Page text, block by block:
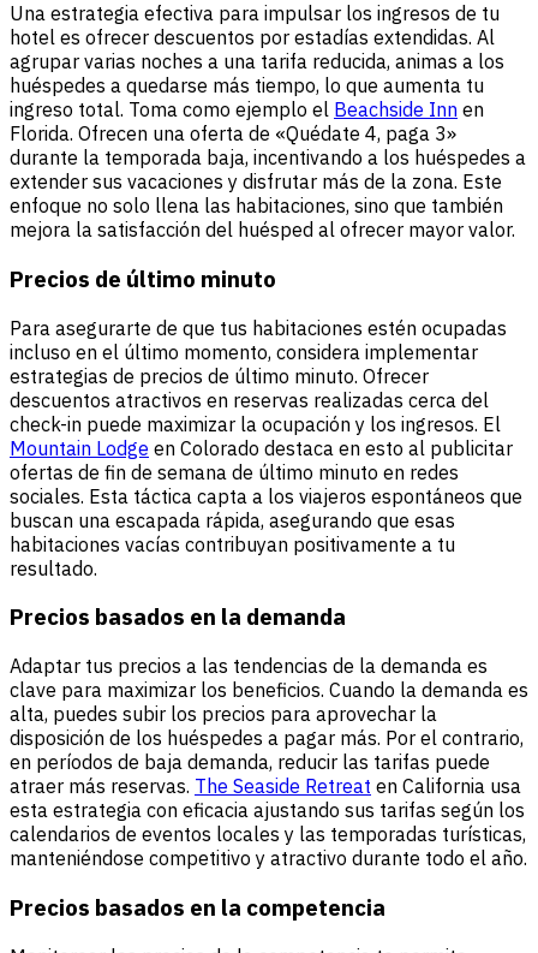
Una estrategia efectiva para impulsar los ingresos de tu
hotel es ofrecer descuentos por estadías extendidas. Al
agrupar varias noches a una tarifa reducida, animas a los
huéspedes a quedarse más tiempo, lo que aumenta tu
ingreso total. Toma como ejemplo el Beachside Inn en
Florida. Ofrecen una oferta de «Quédate 4, paga 3»
durante la temporada baja, incentivando a los huéspedes a
extender sus vacaciones y disfrutar más de la zona. Este
enfoque no solo llena las habitaciones, sino que también
mejora la satisfacción del huésped al ofrecer mayor valor.
Precios de último minuto
Para asegurarte de que tus habitaciones estén ocupadas
incluso en el último momento, considera implementar
estrategias de precios de último minuto. Ofrecer
descuentos atractivos en reservas realizadas cerca del
check-in puede maximizar la ocupación y los ingresos. El
Mountain Lodge en Colorado destaca en esto al publicitar
ofertas de fin de semana de último minuto en redes
sociales. Esta táctica capta a los viajeros espontáneos que
buscan una escapada rápida, asegurando que esas
habitaciones vacías contribuyan positivamente a tu
resultado.
Precios basados en la demanda
Adaptar tus precios a las tendencias de la demanda es
clave para maximizar los beneficios. Cuando la demanda es
alta, puedes subir los precios para aprovechar la
disposición de los huéspedes a pagar más. Por el contrario,
en períodos de baja demanda, reducir las tarifas puede
atraer más reservas. The Seaside Retreat en California usa
esta estrategia con eficacia ajustando sus tarifas según los
calendarios de eventos locales y las temporadas turísticas,
manteniéndose competitivo y atractivo durante todo el año.
Precios basados en la competencia